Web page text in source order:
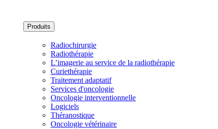
Produits
Radiochirurgie
Radiothérapie
L’imagerie au service de la radiothérapie
Curiethérapie
Traitement adaptatif
Services d'oncologie
Oncologie interventionnelle
Logiciels
Théranostique
Oncologie vétérinaire